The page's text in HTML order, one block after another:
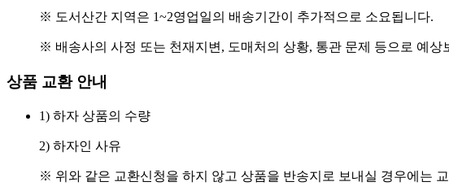
※ 도서산간 지역은 1~2영업일의 배송기간이 추가적으로 소요됩니다.
※ 배송사의 사정 또는 천재지변, 도매처의 상황, 통관 문제 등으로 예상
상품 교환 안내
1) 하자 상품의 수량
2) 하자인 사유
※ 위와 같은 교환신청을 하지 않고 상품을 반송지로 보내실 경우에는